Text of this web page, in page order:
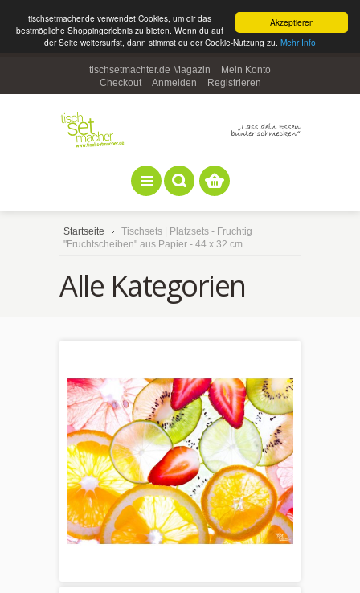
Akzeptieren
tischsetmacher.de verwendet Cookies, um dir das
bestmögliche Shoppingerlebnis zu bieten. Wenn du auf
der Seite weitersurfst, dann stimmst du der Cookie-Nutzung zu. Mehr Info
tischsetmachter.de Magazin
Mein Konto
Checkout
Anmelden Registrieren
Startseite
Tischsets | Platzsets - Fruchtig
"Fruchtscheiben" aus Papier - 44 x 32 cm
Alle Kategorien